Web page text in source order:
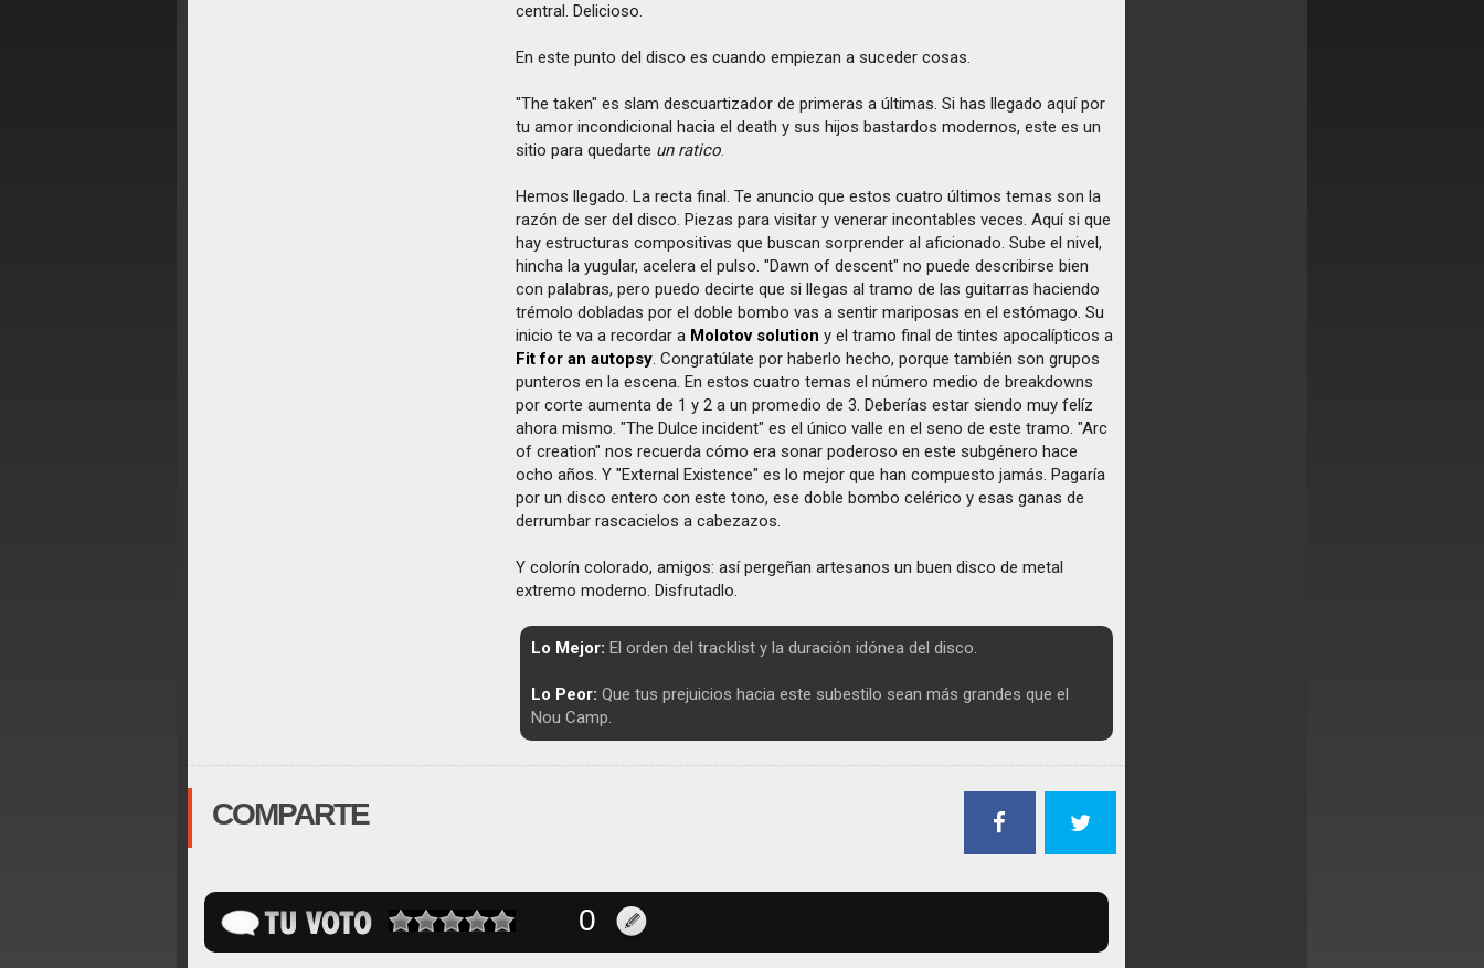
central. Delicioso.
En este punto del disco es cuando empiezan a suceder cosas.
"The taken" es slam descuartizador de primeras a últimas. Si has llegado aquí por
tu amor incondicional hacia el death y sus hijos bastardos modernos, este es un
sitio para quedarte un ratico.
Hemos llegado. La recta final. Te anuncio que estos cuatro últimos temas son la
razón de ser del disco. Piezas para visitar y venerar incontables veces. Aquí si que
hay estructuras compositivas que buscan sorprender al aficionado. Sube el nivel,
hincha la yugular, acelera el pulso. "Dawn of descent" no puede describirse bien
con palabras, pero puedo decirte que si llegas al tramo de las guitarras haciendo
trémolo dobladas por el doble bombo vas a sentir mariposas en el estómago. Su
inicio te va a recordar a Molotov solution y el tramo final de tintes apocalípticos a
Fit for an autopsy. Congratúlate por haberlo hecho, porque también son grupos
punteros en la escena. En estos cuatro temas el número medio de breakdowns
por corte aumenta de 1 y 2 a un promedio de 3. Deberías estar siendo muy felíz
ahora mismo. "The Dulce incident" es el único valle en el seno de este tramo. "Arc
of creation" nos recuerda cómo era sonar poderoso en este subgénero hace
ocho años. Y "External Existence" es lo mejor que han compuesto jamás. Pagaría
por un disco entero con este tono, ese doble bombo celérico y esas ganas de
derrumbar rascacielos a cabezazos.
Y colorín colorado, amigos: así pergeñan artesanos un buen disco de metal
extremo moderno. Disfrutadlo.
Lo Mejor: El orden del tracklist y la duración idónea del disco.
Lo Peor: Que tus prejuicios hacia este subestilo sean más grandes que el
Nou Camp.
COMPARTE